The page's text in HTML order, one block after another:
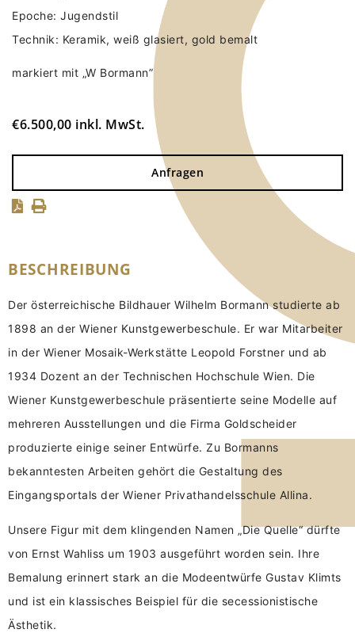
Epoche: Jugendstil
Technik: Keramik, weiß glasiert, gold bemalt
markiert mit „W Bormann”
€6.500,00 inkl. MwSt.
Anfragen
BESCHREIBUNG
Der österreichische Bildhauer Wilhelm Bormann studierte ab
1898 an der Wiener Kunstgewerbeschule. Er war Mitarbeiter
in der Wiener Mosaik-Werkstätte Leopold Forstner und ab
1934 Dozent an der Technischen Hochschule Wien. Die
Wiener Kunstgewerbeschule präsentierte seine Modelle auf
mehreren Ausstellungen und die Firma Goldscheider
produzierte einige seiner Entwürfe. Zu Bormanns
bekanntesten Arbeiten gehört die Gestaltung des
Eingangsportals der Wiener Privathandelsschule Allina.
Unsere Figur mit dem klingenden Namen „Die Quelle“ dürfte
von Ernst Wahliss um 1903 ausgeführt worden sein. Ihre
Bemalung erinnert stark an die Modeentwürfe Gustav Klimts
und ist ein klassisches Beispiel für die secessionistische
Ästhetik.